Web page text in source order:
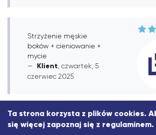
Strzyżenie męskie
boków + cieniowanie +
mycie
Klient , czwartek, 5
czerwiec 2025
Farbowanie (strzyżenie i
Ta strona korzysta z plików cookies.
się więcej zapoznaj się z regulaminem.